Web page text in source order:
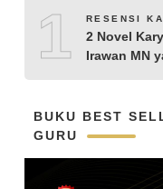
KH. Hasyim
Aguk
10RESENSI
2 Novel
Irawan MN
BUKU BEST
GURU